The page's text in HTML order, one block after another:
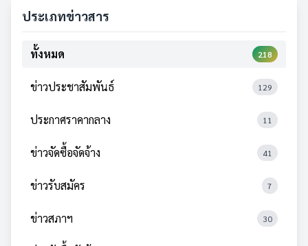
ประเภทข่าวสาร
ทั้งหมด 218
ข่าวประชาสัมพันธ์ 129
ประกาศราคากลาง 11
ข่าวจัดซื้อจัดจ้าง 41
ข่าวรับสมัคร 7
ข่าวสภาฯ 30